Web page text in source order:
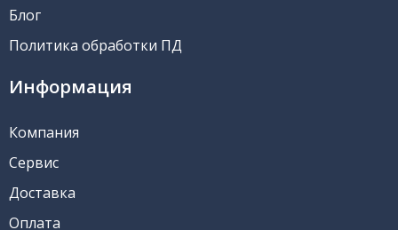
Блог
Политика обработки ПД
Информация
Компания
Сервис
Доставка
Оплата